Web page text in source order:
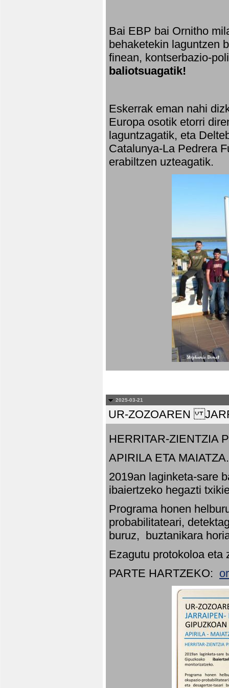
Bai EBP bai Ornitho
behaketekin laguntzen
finean, kontserbazio-
baliotsuagatik!
Eskerrak eman nahi
Europa osotik etorri
laguntzagatik, eta
Catalunya-La Pedrera
erabiltzen uzteagatik.
2025-03-21
UR-ZOZOAREN
HERRITAR-ZIENTZIA
APIRILA ETA MAIATZA.
2019an laginketa-sare
ibaiertzeko hegazti
Programa honen
probabilitateari,
buruz, buztanikara
Ezagutu protokoloa eta
PARTE HARTZEKO: